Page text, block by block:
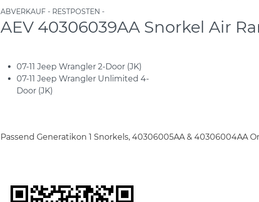
ABVERKAUF - RESTPOSTEN -
AEV 40306039AA Snorkel Air
07-11 Jeep Wrangler 2-Door (JK)
07-11 Jeep Wrangler Unlimited 4-
Door (JK)
Passend Generatikon 1 Snorkels, 40306005AA & 40306004AA